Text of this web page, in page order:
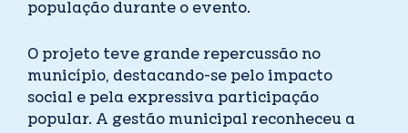
população durante o evento.
O projeto teve grande repercussão no
município, destacando-se pelo impacto
social e pela expressiva participação
popular. A gestão municipal reconheceu a